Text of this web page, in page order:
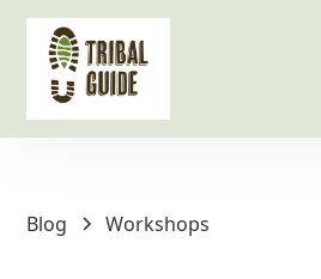
Blog Workshops